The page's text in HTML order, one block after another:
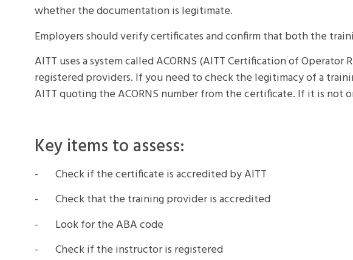
whether the documentation is legitimate.
Employers should verify certificates and confirm that both the
AITT uses a system called ACORNS (AITT Certification of
registered providers. If you need to check the legitimacy of a
AITT quoting the ACORNS number from the certificate. If it is not
Key items to assess:
- Check if the certificate is accredited by AITT
- Check that the training provider is accredited
- Look for the ABA code
- Check if the instructor is registered